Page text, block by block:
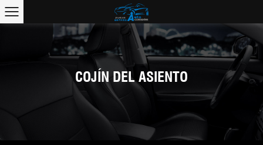
COJÍN DEL ASIENTO